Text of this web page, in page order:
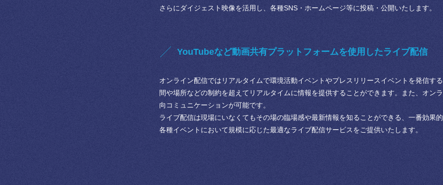
さらにダイジェスト映像を活用し、各種SNS・ホームページ等に投稿・公開いたします。
YouTubeなど動画共有プラットフォームを使用したライブ配信
オンライン配信ではリアルタイムで環境活動イベントやプレスリリースイベントを発信す
間や場所などの制約を超えてリアルタイムに情報を提供することができます。また、オン
向コミュニケーションが可能です。
ライブ配信は現場にいなくてもその場の臨場感や最新情報を知ることができる、一番効果
各種イベントにおいて規模に応じた最適なライブ配信サービスをご提供いたします。